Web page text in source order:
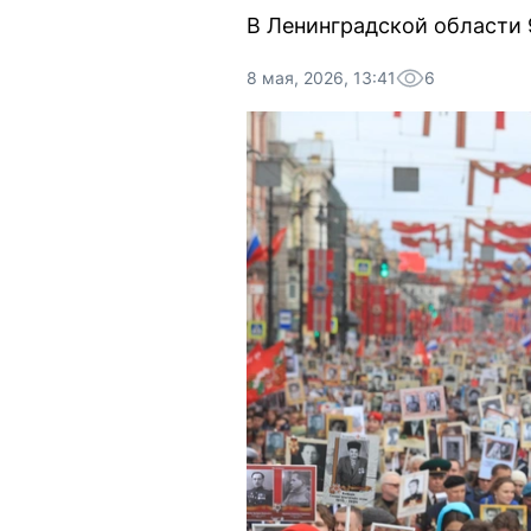
В Ленинградской
8 мая, 2026, 13:41 6